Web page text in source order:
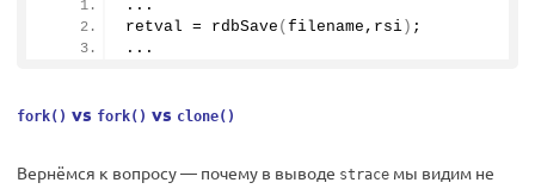
...
retval = rdbSave ( filename,rsi ) ;
...
fork() vs fork() vs clone()
Вернёмся к вопросу — почему в выводе strace мы видим не